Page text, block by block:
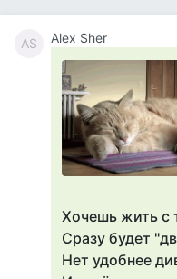
AS Alex Sher
Хочешь жить с
Сразу будет
Нет удобнее